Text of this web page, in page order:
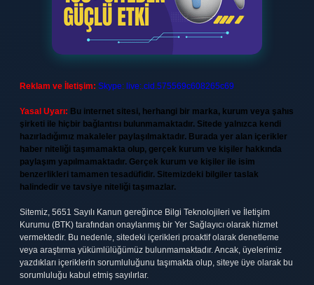
Reklam ve İletişim: Skype: live:.cid.575569c608265c69
Yasal Uyarı: Bu internet sitesi, herhangi bir marka, kurum veya şahıs
şirketi ile hiçbir bağlantısı bulunmamaktadır. Sitede yalnızca kendi
hazırladığımız makaleler paylaşılmaktadır. Burada yer alan içerikler
haber niteliği taşımamakta olup, gerçek kurum ve kişiler hakkında
paylaşım yapılmamaktadır. Gerçek kurum ve kişiler ile isim
benzerlikleri tamamen tesadüfidir. Sitemizdeki bilgiler taslak
halindedir ve tavsiye niteliği taşımazlar.
Sitemiz, 5651 Sayılı Kanun gereğince Bilgi Teknolojileri ve İletişim
Kurumu (BTK) tarafından onaylanmış bir Yer Sağlayıcı olarak hizmet
vermektedir. Bu nedenle, sitedeki içerikleri proaktif olarak denetleme
veya araştırma yükümlülüğümüz bulunmamaktadır. Ancak, üyelerimiz
yazdıkları içeriklerin sorumluluğunu taşımakta olup, siteye üye olarak bu
sorumluluğu kabul etmiş sayılırlar.